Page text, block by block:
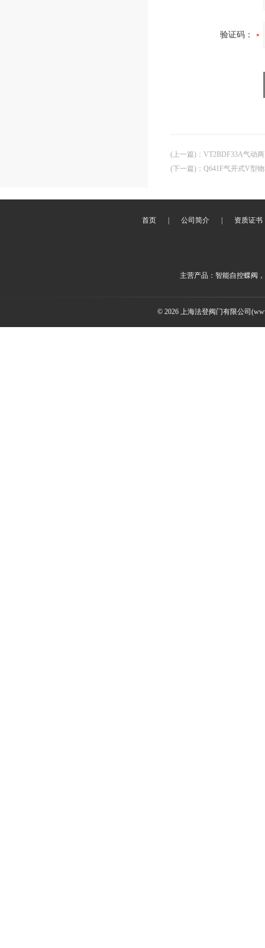
验证码：
(上一篇) ： VT2BDF33A气动
(下一篇) ： Q641F气开式V型
首页 公司简介 资质证书
主营产品：智能自控蝶阀
© 2026 上海法登阀门有限公司